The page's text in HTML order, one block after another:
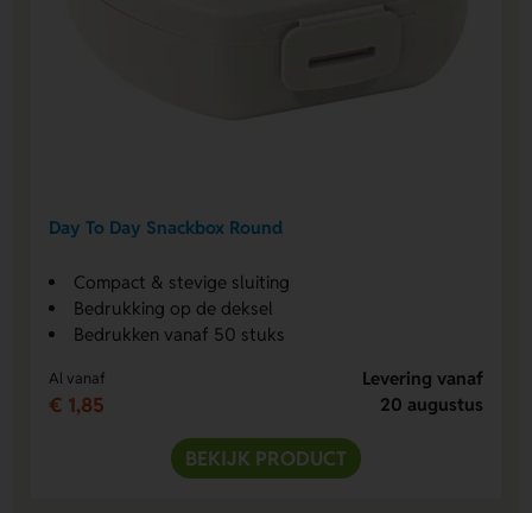
Day To Day Snackbox Round
Compact & stevige sluiting
Bedrukking op de deksel
Bedrukken vanaf 50 stuks
Al vanaf
€ 1,85
Levering vanaf
20 augustus
BEKIJK PRODUCT